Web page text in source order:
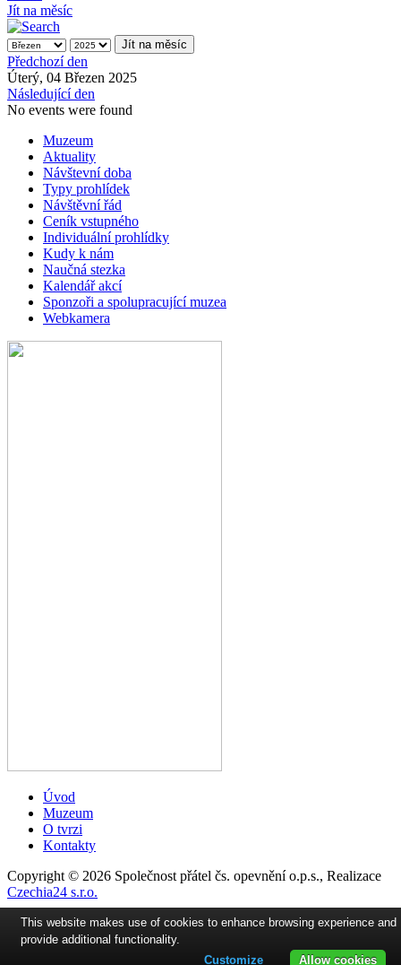
Jít na měsíc
Jít na měsíc
Předchozí den
Úterý, 04 Březen 2025
Následující den
No events were found
Muzeum
Aktuality
Návštevní doba
Typy prohlídek
Návštěvní řád
Ceník vstupného
Individuální prohlídky
Kudy k nám
Naučná stezka
Kalendář akcí
Sponzoři a spolupracující muzea
Webkamera
Úvod
Muzeum
O tvrzi
Kontakty
Copyright © 2026 Společnost přátel čs. opevnění o.p.s., Realizace
Czechia24 s.r.o.
This website makes use of cookies to enhance browsing experience and
provide additional functionality.
Allow cookies
Customize